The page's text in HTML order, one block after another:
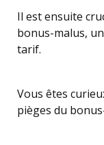
Il est ensuite
bonus-malus,
tarif.
Vous êtes
pièges du